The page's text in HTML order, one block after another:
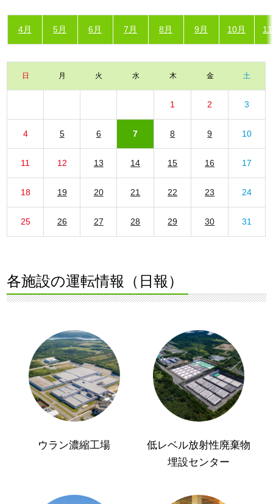
4月 5月 6月 7月 8月 9月 10月
日 月 火 水 木 金 土
1 2 3
4 5 6 7 8 9 10
11 12 13 14 15 16 17
18 19 20 21 22 23 24
25 26 27 28 29 30 31
各施設の運転情報（日報）
ウラン濃縮工場
低レベル放射性廃棄物
埋設センター